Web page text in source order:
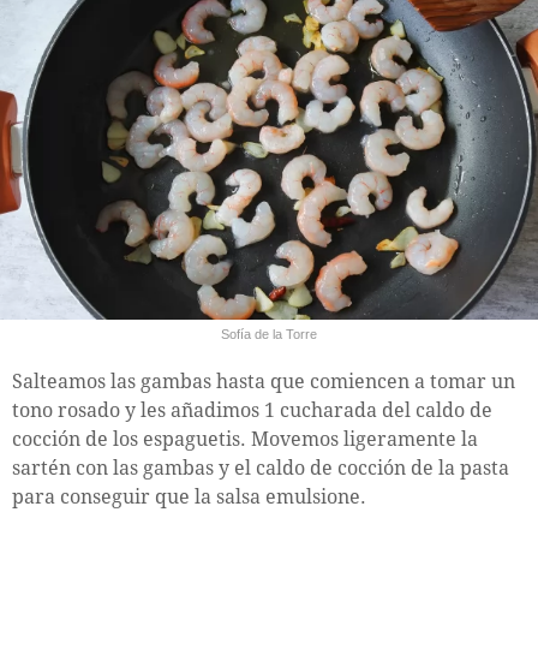
Sofía de la Torre
Salteamos las gambas hasta que comiencen a tomar un
tono rosado y les añadimos 1 cucharada del caldo de
cocción de los espaguetis. Movemos ligeramente la
sartén con las gambas y el caldo de cocción de la pasta
para conseguir que la salsa emulsione.